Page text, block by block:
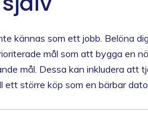
kännas som ett jobb. Belöna
mål som att bygga en
mål. Dessa kan inkludera att
större köp som en bärbar